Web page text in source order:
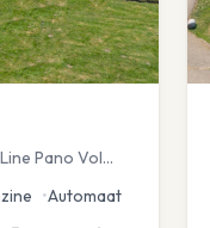
Pano Vol
•Automaat